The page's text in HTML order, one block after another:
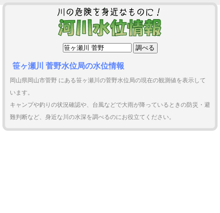
笹ヶ瀬川 菅野水位局の水位情報
岡山県岡山市菅野 にある笹ヶ瀬川の菅野水位局の現在の観測値を表示して
います。
キャンプや釣りの状況確認や、台風などで大雨が降っているときの防災・避
難判断など、身近な川の水深を調べるのにお役立てください。